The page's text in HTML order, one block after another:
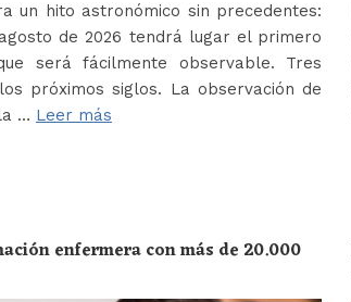
un hito astronómico sin precedentes:
de 2026 tendrá lugar el primero
será fácilmente observable. Tres
próximos siglos. La observación de
… Leer más
enfermera con más de 20.000